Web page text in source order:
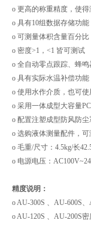
o 更高的称重精度，使
o 具有10组数据存储功
o 可测量体积含量百分比
o 密度>1，<1 皆可测试
o 全自动零点跟踪、蜂
o 具有实际水温补偿功
o 使用水作介质，也可
o 采用一体成型大容量
o 配置注塑成型防风防
o 选购液体测量配件，
o 毛重/尺寸：4.5kg/长
o 电源电压：
精度说明：
o AU-300S 、AU-600S
o AU-120S 、AU-200S